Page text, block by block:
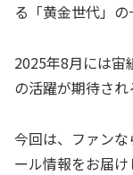
る「黄金世代」の
2025年8月には宙
の活躍が期待され
今回は、ファン
ール情報をお届け